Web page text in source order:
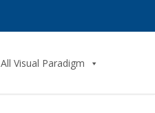
All Visual Paradigm